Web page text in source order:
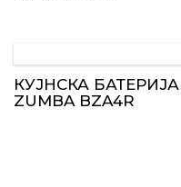
КУЈНСКА БАТЕРИЈА
ZUMBA BZA4R